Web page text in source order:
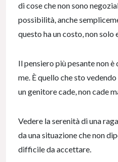
di cose che non sono
possibilità, anche
questo ha un costo, non
Il pensiero più pesante non è
me. È quello che sto
un genitore cade, non cade
Vedere la serenità di una
da una situazione che non
difficile da accettare.